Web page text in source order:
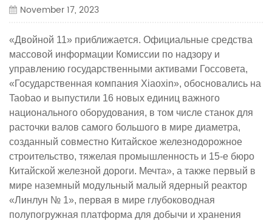
November 17, 2023
«Двойной 11» приближается. Официальные средства
массовой информации Комиссии по надзору и
управлению государственными активами Госсовета,
«Государственная компания Xiaoxin», обосновались на
Taobao и выпустили 16 новых единиц важного
национального оборудования, в том числе станок для
расточки валов самого большого в мире диаметра,
созданный совместно Китайское железнодорожное
строительство, тяжелая промышленность и 15-е бюро
Китайской железной дороги. Мечта», а также первый в
мире наземный модульный малый ядерный реактор
«Линлун № 1», первая в мире глубоководная
полупогружная платформа для добычи и хранения